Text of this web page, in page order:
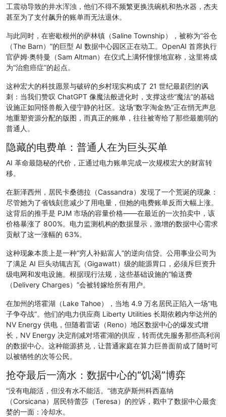
工震动导致的井水浑浊，他们不得不频繁更换洗碗机和热水器，杰夫
甚至为了支付飙升的账单而无法退休。
与此同时，在密歇根州的萨林镇（Saline Township），被称为“谷仓
（The Barn）”的巨型 AI 数据中心园区正在动工。OpenAI 首席执行
官萨姆·奥特曼（Sam Altman）在仪式上满怀憧憬地宣称，这里将成
为“治愈癌症”的起点。
这种宏大的科技愿景与破碎的乡村现实构成了 21 世纪最剧烈的讽
刺：当我们赞叹 ChatGPT 像魔法般进化时，支撑这些“魔法”的基础
设施正如同怪兽般入侵宁静的社区。这场“数字淘金热”正在悄无声息
地重塑资源分配的版图，而真正的账单，往往被寄给了那些最脆弱的
普通人。
隐藏的电费单：普通人在为巨头买单
AI 革命最隐秘的代价，正通过电力账单完成一次规模宏大的财富转
移。
在新泽西州，居民卡桑德拉（Cassandra）发现了一个荒诞的现象：
尽管她为了省钱刻意减少了用电量，但她的电费账单反而大幅上涨。
这背后的推手是 PJM 市场的容量价格——在最近的一次拍卖中，该
价格暴涨了 800%。电力监测机构的数据显示，激增的数据中心需求
贡献了这一涨幅的 63%。
这种现象本质上是一种“穷人补贴富人”的逆向信贷。公用事业公司为
了满足 AI 巨头动辄吉瓦（Gigawatt）级的能源胃口，必须斥巨资升
级电网和发电设施。根据现行法规，这些基础设施的“输送费
（Delivery Charges）”会被转嫁给所有用户。
在加州的塔霍湖（Lake Tahoe），当地 4.9 万名居民正陷入一场“电
子争夺战”。他们的电力供应商 Liberty Utilities 长期依赖内华达州的
NV Energy 供电，但随着雷诺（Reno）地区数据中心的爆发式增
长，NV Energy 决定削减对塔霍湖的供应，转而优先服务那些高利润
的数据中心。这种能源挤兑，让普通家庭在算力巨兽面前成了随时可
以被牺牲的次等公民。
抢夺最后一滴水：数据中心的“饥渴”博弈
“没有电能活，但没有水不能活。”德克萨斯州科西嘉纳
（Corsicana）居民特蕾莎（Teresa）的控诉，戳中了数据中心最贪
婪的一面：冷却水。